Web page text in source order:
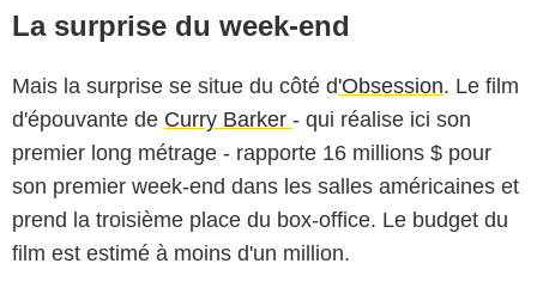
La surprise du week-end
Mais la surprise se situe du côté d'Obsession. Le film
d'épouvante de Curry Barker - qui réalise ici son
premier long métrage - rapporte 16 millions $ pour
son premier week-end dans les salles américaines et
prend la troisième place du box-office. Le budget du
film est estimé à moins d'un million.